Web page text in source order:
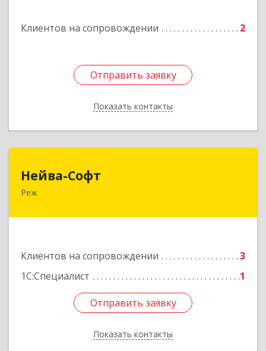
Клиентов на сопровождении 2
Отправить заявку
Показать контакты
Отправить заявку
Назад
Нейва-Софт
Реж
Клиентов на сопровождении
3
1С:Специалист
1
Отправить заявку
Показать контакты
623750, Свердловская обл, Режевской р-н, Реж
Отправить заявку
Назад